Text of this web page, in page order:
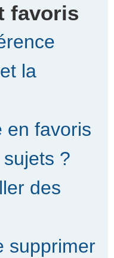
favoris
la
en favoris
?
des
supprimer